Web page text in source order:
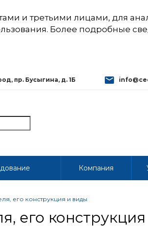
и третьими лицами, для
Более подробные
пр. Бусыгина, д. 1Б
Компания
его конструкция и виды
его